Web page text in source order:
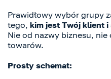
Prawidłowy wybór grupy
tego, kim jest Twój klient
Nie od nazwy biznesu,
towarów.
Prosty schemat: